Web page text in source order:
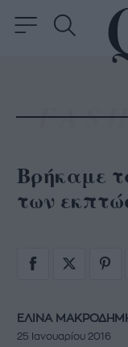
Βρήκαμε
των
ΕΛΙΝΑ
25 Ιανουαρίου 2016